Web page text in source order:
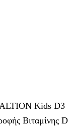
Kids D3
Βιταμίνης D